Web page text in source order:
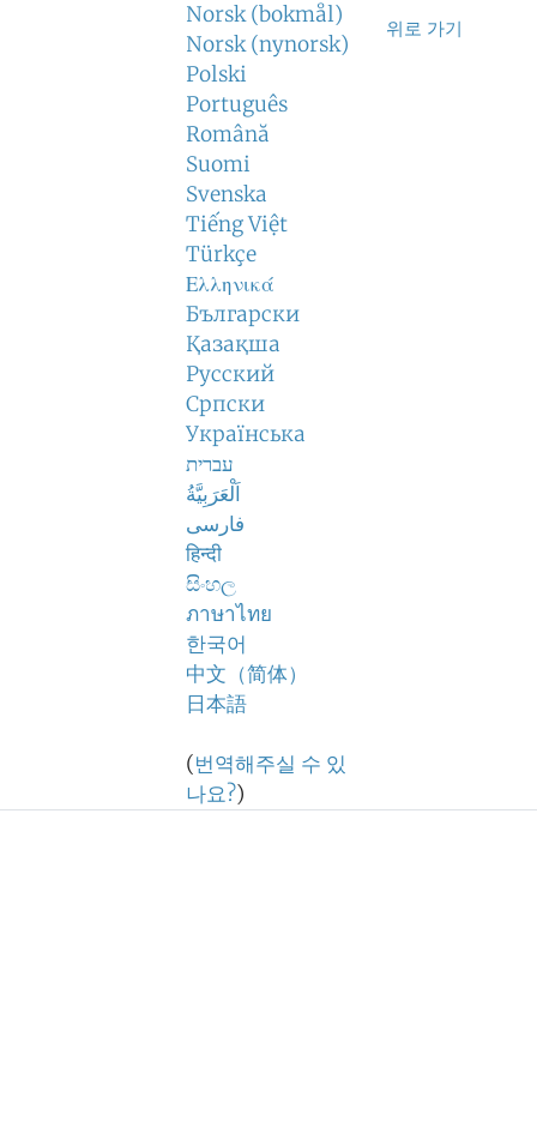
Norsk (bokmål)
Norsk (nynorsk)
Polski
Português
Română
Suomi
Svenska
Tiếng Việt
Türkçe
Ελληνικά
Български
Қазақша
Русский
Српски
Українська
עברית
اَلْعَرَبِيَّةُ
فارسی
हिन्दी
සිංහල
ภาษาไทย
한국어
中文（简体）
日本語
(번역해주실 수 있
나요?)
위로 가기